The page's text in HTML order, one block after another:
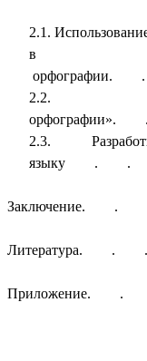
2.1. Использование
в
2.2.
2.3.
языку